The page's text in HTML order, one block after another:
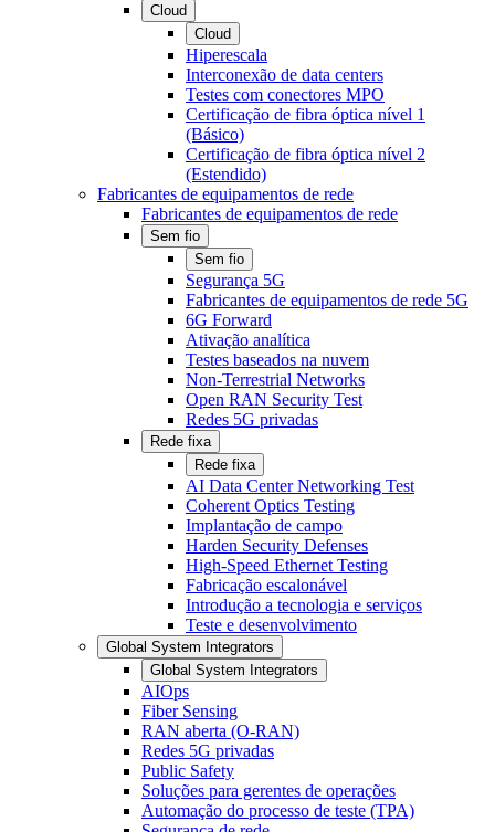
Cloud
Cloud
Hiperescala
Interconexão de data centers
Testes com conectores MPO
Certificação de fibra óptica nível 1
(Básico)
Certificação de fibra óptica nível 2
(Estendido)
Fabricantes de equipamentos de rede
Fabricantes de equipamentos de rede
Sem fio
Sem fio
Segurança 5G
Fabricantes de equipamentos de rede 5G
6G Forward
Ativação analítica
Testes baseados na nuvem
Non-Terrestrial Networks
Open RAN Security Test
Redes 5G privadas
Rede fixa
Rede fixa
AI Data Center Networking Test
Coherent Optics Testing
Implantação de campo
Harden Security Defenses
High-Speed Ethernet Testing
Fabricação escalonável
Introdução a tecnologia e serviços
Teste e desenvolvimento
Global System Integrators
Global System Integrators
AIOps
Fiber Sensing
RAN aberta (O-RAN)
Redes 5G privadas
Public Safety
Soluções para gerentes de operações
Automação do processo de teste (TPA)